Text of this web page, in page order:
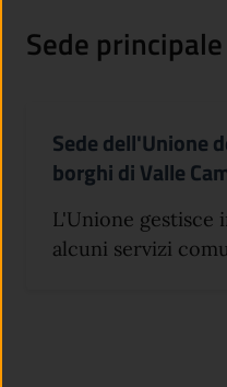
Sede principale
Sede dell'Unione
borghi di Valle
L'Unione gestisce
alcuni servizi